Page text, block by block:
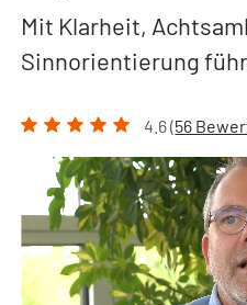
Mit Klarheit,
Sinnorientierung
4.6 (56